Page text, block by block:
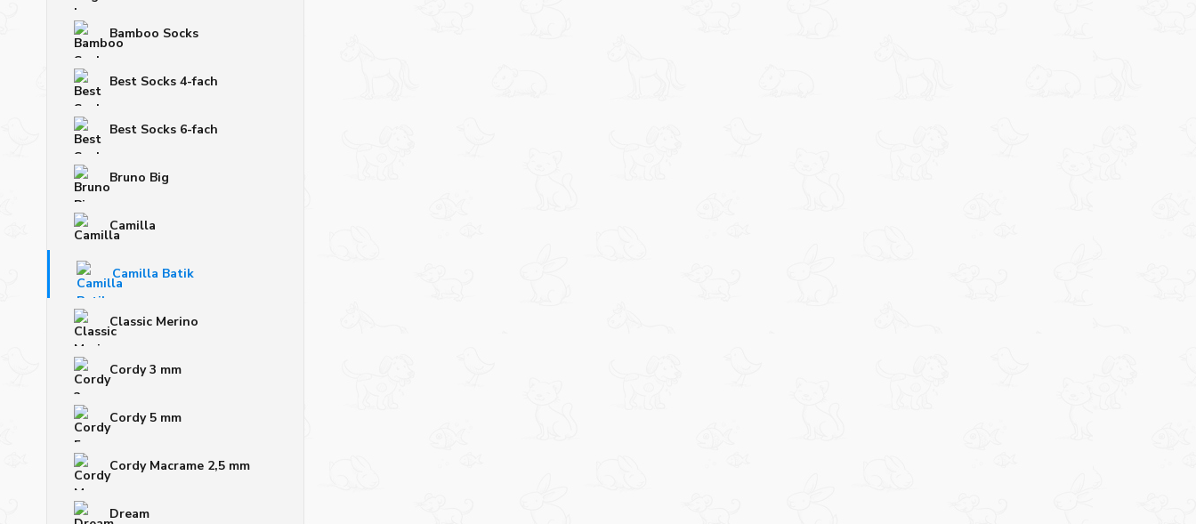
Bamboo Socks
Best Socks 4-fach
Best Socks 6-fach
Bruno Big
Camilla
Camilla Batik
Classic Merino
Cordy 3 mm
Cordy 5 mm
Cordy Macrame 2,5 mm
Dream